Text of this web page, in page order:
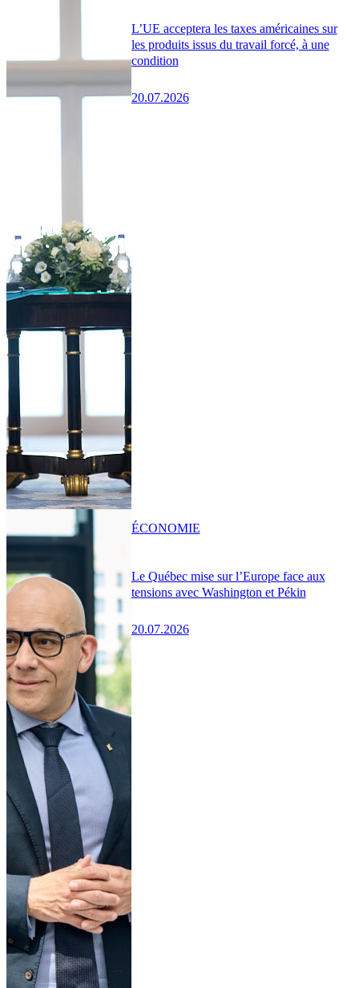
L’UE acceptera les taxes américaines sur
les produits issus du travail forcé, à une
condition
20.07.2026
Le Québec mise sur l’Europe face aux
tensions avec Washington et Pékin
20.07.2026
ÉCONOMIE